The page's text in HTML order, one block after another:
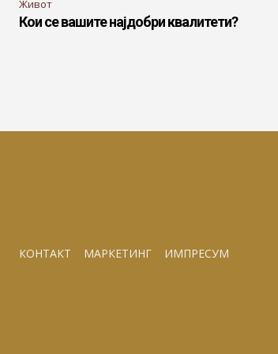
Живот
Кои се вашите најдобри квалитети?
КОНТАКТ МАРКЕТИНГ ИМПРЕСУМ